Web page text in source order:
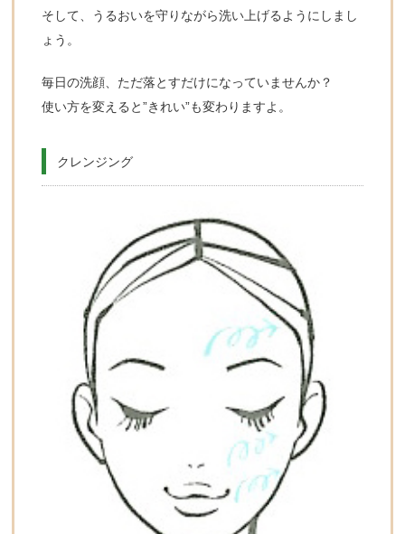
そして、うるおいを守りながら洗い上げるようにしまし
ょう。
毎日の洗顔、ただ落とすだけになっていませんか？
使い方を変えると”きれい”も変わりますよ。
クレンジング